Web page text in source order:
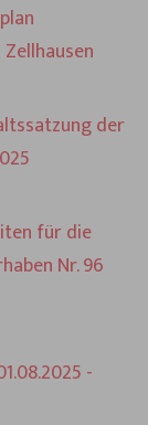
der
für die
Nr. 96
-